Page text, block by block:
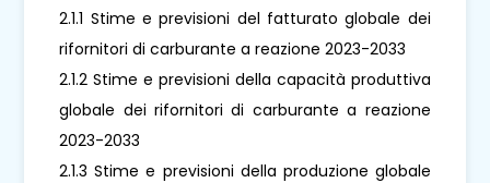
2.1.1 Stime e previsioni del fatturato globale dei
rifornitori di carburante a reazione 2023-2033
2.1.2 Stime e previsioni della capacità produttiva
globale dei rifornitori di carburante a reazione
2023-2033
2.1.3 Stime e previsioni della produzione globale